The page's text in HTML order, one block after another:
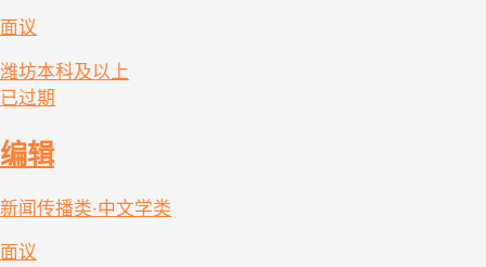
面议
潍坊本科及以上
已过期
编辑
新闻传播类·中文学类
面议